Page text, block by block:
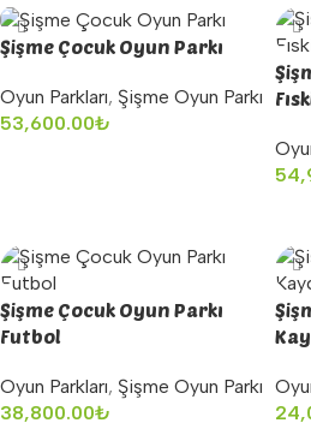
Şişme Çocuk Oyun Parkı
Oyun Parkları, Şişme Oyun Parkı
53,600.00₺
Şişme Çocuk Oyun Parkı
Futbol
Oyun Parkları, Şişme Oyun Parkı
38,800.00₺